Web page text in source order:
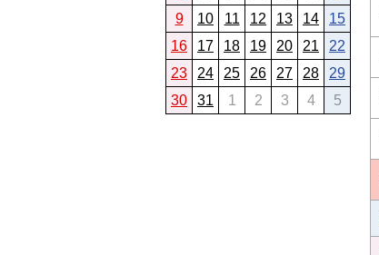
9
10 11 12 13 14
15
16
17 18 19 20 21
22
23
24 25 26 27 28
29
30
31 1 2 3 4 5